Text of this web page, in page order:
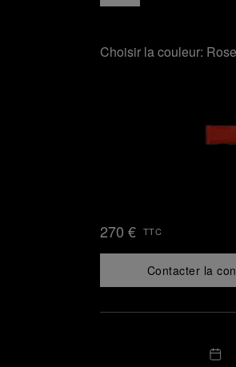
Choisir la couleur: Rose
270 € TTC
Contacter la